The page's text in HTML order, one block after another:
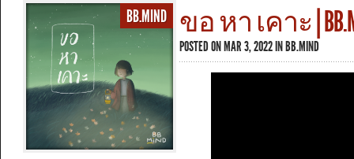
BB.MIND ขอ หา เคาะ |
POSTED ON MAR 3, 2022 INBB.MIND